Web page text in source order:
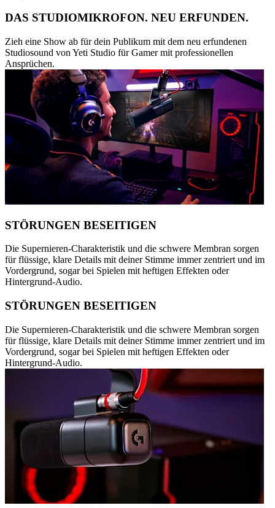
DAS STUDIOMIKROFON. NEU ERFUNDEN.
Zieh eine Show ab für dein Publikum mit dem neu erfundenen
Studiosound von Yeti Studio für Gamer mit professionellen
Ansprüchen.
STÖRUNGEN BESEITIGEN
Die Supernieren-Charakteristik und die schwere Membran sorgen
für flüssige, klare Details mit deiner Stimme immer zentriert und im
Vordergrund, sogar bei Spielen mit heftigen Effekten oder
Hintergrund-Audio.
STÖRUNGEN BESEITIGEN
Die Supernieren-Charakteristik und die schwere Membran sorgen
für flüssige, klare Details mit deiner Stimme immer zentriert und im
Vordergrund, sogar bei Spielen mit heftigen Effekten oder
Hintergrund-Audio.